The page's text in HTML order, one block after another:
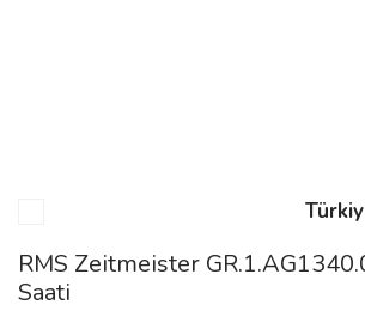
RMS Zeitmeister
Saati